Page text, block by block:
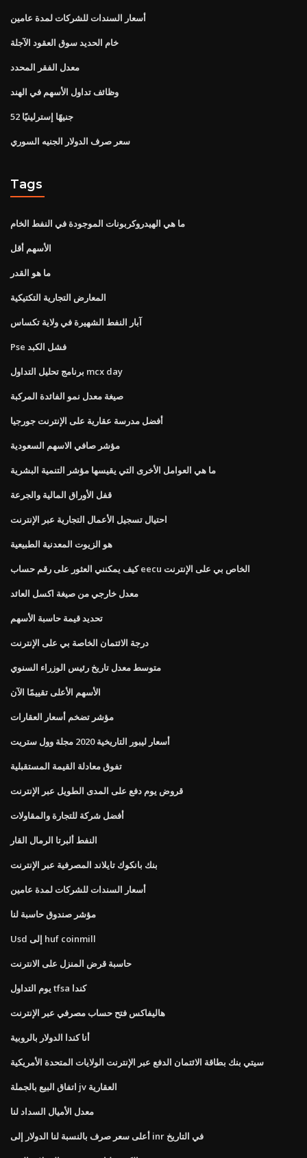
أسعار السندات للشركات لمدة عامين
خام الحديد سوق العقود الآجلة
معدل الفقر المحدد
وظائف تداول الأسهم في الهند
52 جنيهًا إسترلينيًا
سعر صرف الدولار الجنيه السوري
Tags
ما هي الهيدروكربونات الموجودة في النفط الخام
الأسهم أقل
ما هو القدر
المعارض التجارية التكتيكية
آبار النفط الشهيرة في ولاية تكساس
Pse فشل الكبد
برنامج تحليل التداول mcx day
صيغة معدل نمو الفائدة المركبة
أفضل مدرسة عقارية على الإنترنت جورجيا
مؤشر صافي الاسهم السعودية
ما هي العوامل الأخرى التي يقيسها مؤشر التنمية البشرية
قفل الأوراق المالية والجرعة
احتيال تسجيل الأعمال التجارية عبر الإنترنت
هو الزيوت المعدنية الطبيعية
كيف يمكنني العثور على رقم حساب eecu الخاص بي على الإنترنت
معدل خارجي من صيغة اكسل العائد
تحديد قيمة حاسبة الأسهم
درجة الائتمان الخاصة بي على الإنترنت
متوسط ​​معدل تاريخ رئيس الوزراء السنوي
الأسهم الأعلى تقييمًا الآن
مؤشر تضخم أسعار العقارات
أسعار ليبور التاريخية 2020 مجلة وول ستريت
تفوق معادلة القيمة المستقبلية
قروض يوم دفع على المدى الطويل عبر الإنترنت
أفضل شركة للتجارة والمقاولات
النفط ألبرتا الرمال القار
بنك بانكوك تايلاند المصرفية عبر الإنترنت
أسعار السندات للشركات لمدة عامين
مؤشر صندوق حاسبة لنا
Usd إلى huf coinmill
حاسبة قرض المنزل على الانترنت
يوم التداول tfsa كندا
هاليفاكس فتح حساب مصرفي عبر الإنترنت
أنا كندا الدولار بالروبية
سيتي بنك بطاقة الائتمان الدفع عبر الإنترنت الولايات المتحدة الأمريكية
اتفاق البيع بالجملة jv العقارية
معدل الأميال السداد لنا
أعلى سعر صرف بالنسبة لنا الدولار إلى inr في التاريخ